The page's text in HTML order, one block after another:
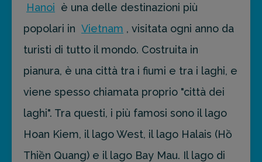
Hanoi è una delle destinazioni più
popolari in Vietnam , visitata ogni anno da
turisti di tutto il mondo. Costruita in
pianura, è una città tra i fiumi e tra i laghi, e
viene spesso chiamata proprio "città dei
laghi". Tra questi, i più famosi sono il lago
Hoan Kiem, il lago West, il lago Halais (Hồ
Thiền Quang) e il lago Bay Mau. Il lago di